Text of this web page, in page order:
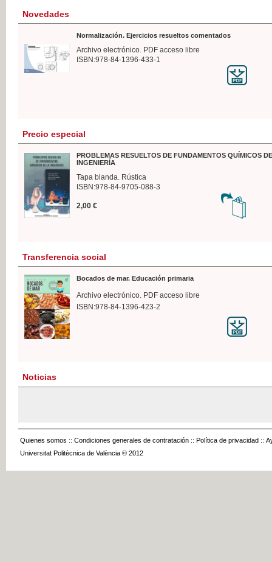
Novedades
Normalización. Ejercicios resueltos comentados
Archivo electrónico. PDF acceso libre
ISBN:978-84-1396-433-1
Precio especial
PROBLEMAS RESUELTOS DE FUNDAMENTOS QUÍMICOS
INGENIERÍA
Tapa blanda. Rústica
ISBN:978-84-9705-088-3
2,00 €
Transferencia social
Bocados de mar. Educación primaria
Archivo electrónico. PDF acceso libre
ISBN:978-84-1396-423-2
Noticias
Quienes somos :: Condiciones generales de contratación :: Política de privacidad ::
Universitat Politècnica de València © 2012